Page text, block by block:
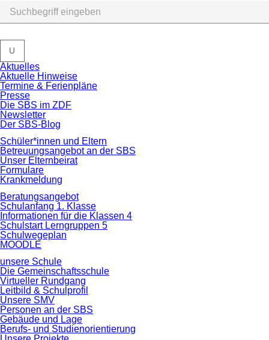
U
Navigation
überspringen
Aktuelles
Aktuelle Hinweise
Termine & Ferienpläne
Presse
Die SBS im ZDF
Newsletter
Der SBS-Blog
Schüler*innen und Eltern
Betreuungsangebot an der SBS
Unser Elternbeirat
Formulare
Krankmeldung
Beratungsangebot
Schulanfang 1. Klasse
Informationen für die Klassen 4
Schulstart Lerngruppen 5
Schulwegeplan
MOODLE
unsere Schule
Die Gemeinschaftsschule
Virtueller Rundgang
Leitbild & Schulprofil
Unsere SMV
Personen an der SBS
Gebäude und Lage
Berufs- und Studienorientierung